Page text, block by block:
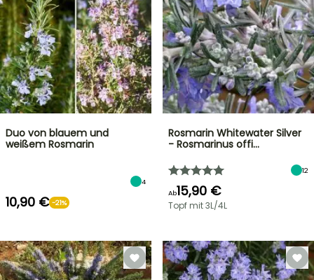
Duo von blauem und
weißem Rosmarin
4
10,90 € -21%
Rosmarin Whitewater Silver
- Rosmarinus offi…
12
Ab15,90 €
Topf mit 3L/4L